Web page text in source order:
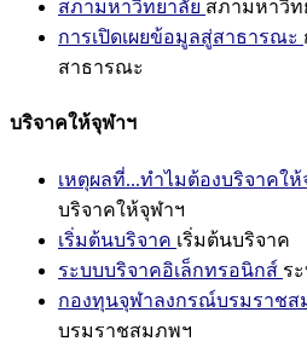
สภามหาวิทยาลัย สภามหาวิท
การเปิดเผยข้อมูลสู่สาธารณะ
สาธารณะ
บริจาคให้จุฬาฯ
เหตุผลที่...ทำไมต้องบริจาคให้
บริจาคให้จุฬาฯ
เริ่มต้นบริจาค เริ่มต้นบริจาค
ระบบบริจาคอิเล็กทรอนิกส์ ร
กองทุนจุฬาลงกรณ์บรมราชส
บรมราชสมภพฯ